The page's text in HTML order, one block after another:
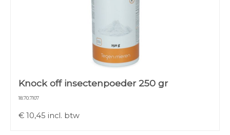
Knock off insectenpoeder 250 gr
18.70.7107
€ 10,45 incl. btw